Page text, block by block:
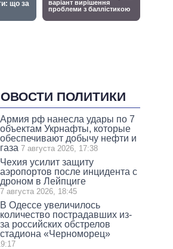
ПОЛИТИКИ
Армия рф нанесла удары по 7
объектам Укрнафты, которые
обеспечивают добычу нефти и
газа 7 августа 2026, 17:38
Чехия усилит защиту
аэропортов после инцидента с
дроном в Лейпциге
7 августа 2026, 18:45
В Одессе увеличилось
количество пострадавших из-
за российских обстрелов
стадиона «Черноморец»